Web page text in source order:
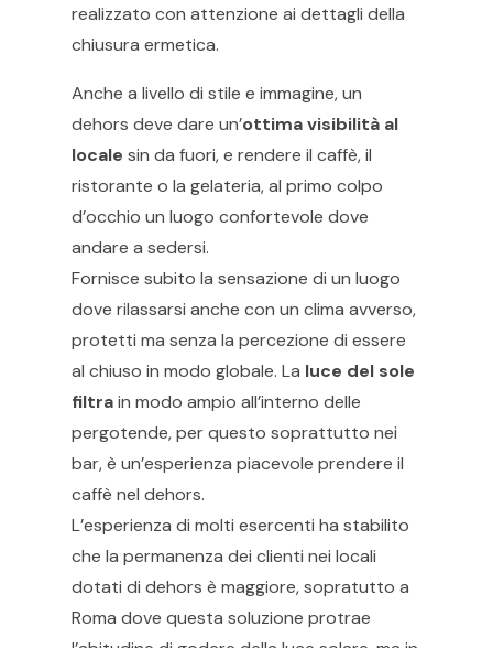
realizzato con attenzione ai dettagli della
chiusura ermetica.
Anche a livello di stile e immagine, un
dehors deve dare un’ottima visibilità al
locale sin da fuori, e rendere il caffè, il
ristorante o la gelateria, al primo colpo
d’occhio un luogo confortevole dove
andare a sedersi.
Fornisce subito la sensazione di un luogo
dove rilassarsi anche con un clima avverso,
protetti ma senza la percezione di essere
al chiuso in modo globale. La luce del sole
filtrain modo ampio all’interno delle
pergotende, per questo soprattutto nei
bar, è un’esperienza piacevole prendere il
caffè nel dehors.
L’esperienza di molti esercenti ha stabilito
che la permanenza dei clienti nei locali
dotati di dehors è maggiore, sopratutto a
Roma dove questa soluzione protrae